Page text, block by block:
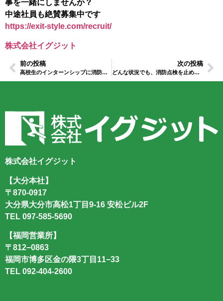
事を一緒にしませんか？
中途社員も絶賛募集中です
https://exit-style.com/recruit/
株式会社イグジット
前の投稿
高校生のインターンシップに消防設備業が最適な4つの理由
次の投稿
どんな状況でも、消防点検を止めるな
株式会社イグジット
【大分本社】
〒870-0917
大分県大分市高松1丁目9-16 安松ビル2F
TEL 097-585-5690
【福岡営業所】
〒812−0863
福岡市博多区金の隈3丁目11−33
TEL 092-404-2600